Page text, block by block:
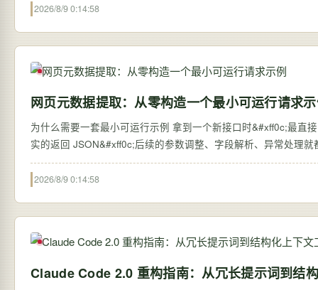
2026/8/9 0:14:58
网页元数据提取：从零构造一个最小可运行请求
为什么需要一套最小可运行示例 拿到一个新接口时&#xff0c;最直
实的返回 JSON&#xff0c;后续的参数调整、字段解析、异常处理
2026/8/9 0:14:58
Claude Code 2.0 重构指南：从冗长提示词到结